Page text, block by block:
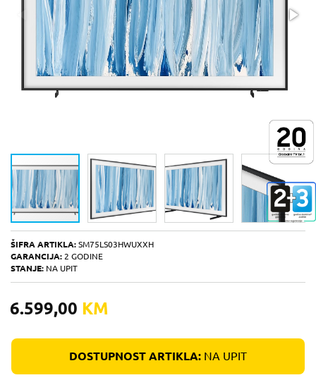
ŠIFRA ARTIKLA: SM75LS03HWUXXH
GARANCIJA: 2 GODINE
STANJE: NA UPIT
6.599,00 KM
DOSTUPNOST ARTIKLA: NA UPIT